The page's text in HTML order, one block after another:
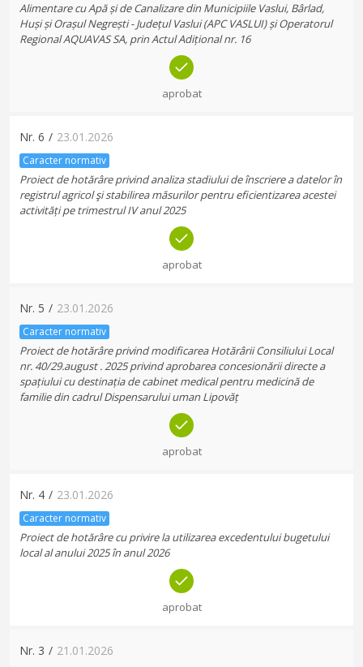
Alimentare cu Apă și de Canalizare din Municipiile Vaslui, Bârlad,
Huși și Orașul Negrești - Județul Vaslui (APC VASLUI) și Operatorul
Regional AQUAVAS SA, prin Actul Adițional nr. 16
aprobat
Nr. 6 / 23.01.2026
Caracter normativ
Proiect de hotărâre privind analiza stadiului de înscriere a datelor în
registrul agricol şi stabilirea măsurilor pentru eficientizarea acestei
activități pe trimestrul IV anul 2025
aprobat
Nr. 5 / 23.01.2026
Caracter normativ
Proiect de hotărâre privind modificarea Hotărârii Consiliului Local
nr. 40/29.august . 2025 privind aprobarea concesionării directe a
spațiului cu destinația de cabinet medical pentru medicină de
familie din cadrul Dispensarului uman Lipovăț
aprobat
Nr. 4 / 23.01.2026
Caracter normativ
Proiect de hotărâre cu privire la utilizarea excedentului bugetului
local al anului 2025 în anul 2026
aprobat
Nr. 3 / 21.01.2026